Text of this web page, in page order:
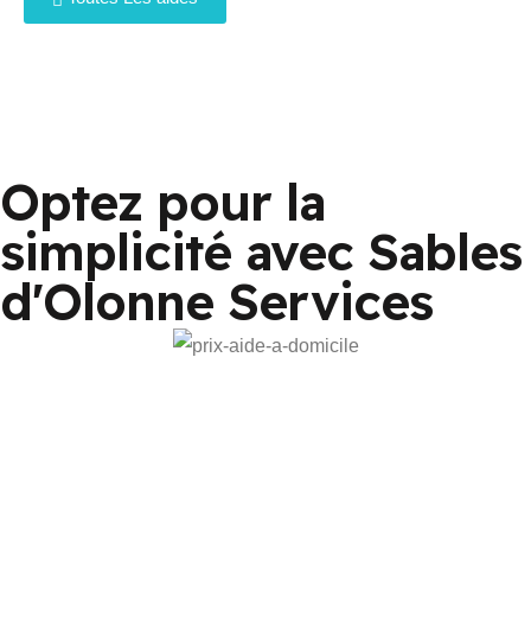
Optez pour la
simplicité avec Sables
d'Olonne Services